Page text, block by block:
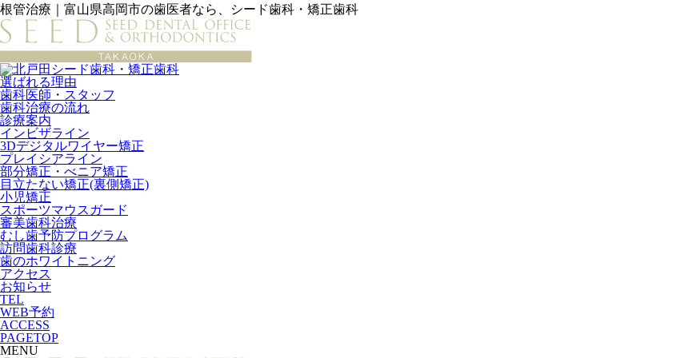
根管治療｜富山県高岡市の歯医者なら、シード歯科・矯正歯科
選ばれる理由
歯科医師・スタッフ
歯科治療の流れ
診療案内
インビザライン
3Dデジタルワイヤー矯正
プレイシアライン
部分矯正・べニア矯正
目立たない矯正(裏側矯正)
小児矯正
スポーツマウスガード
審美歯科治療
むし歯予防プログラム
訪問歯科診療
歯のホワイトニング
アクセス
お知らせ
TEL
WEB予約
ACCESS
PAGETOP
MENU